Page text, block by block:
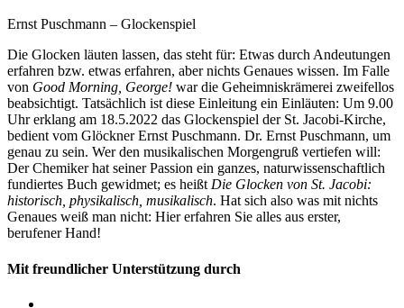
Ernst Puschmann – Glockenspiel
Die Glocken läuten lassen, das steht für: Etwas durch Andeutungen
erfahren bzw. etwas erfahren, aber nichts Genaues wissen. Im Falle
von Good Morning, George! war die Geheimniskrämerei zweifellos
beabsichtigt. Tatsächlich ist diese Einleitung ein Einläuten: Um 9.00
Uhr erklang am 18.5.2022 das Glockenspiel der St. Jacobi-Kirche,
bedient vom Glöckner Ernst Puschmann. Dr. Ernst Puschmann, um
genau zu sein. Wer den musikalischen Morgengruß vertiefen will:
Der Chemiker hat seiner Passion ein ganzes, naturwissenschaftlich
fundiertes Buch gewidmet; es heißtDie Glocken von St. Jacobi:
historisch, physikalisch, musikalisch. Hat sich also was mit nichts
Genaues weiß man nicht: Hier erfahren Sie alles aus erster,
berufener Hand!
Mit freundlicher Unterstützung durch